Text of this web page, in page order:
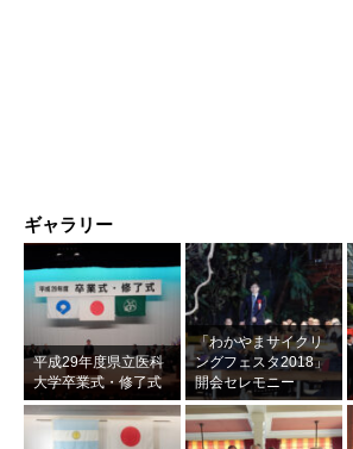
ギャラリー
平成29年度県立医科
大学卒業式・修了式
「わかやまサイクリ
ングフェスタ2018」
開会セレモニー